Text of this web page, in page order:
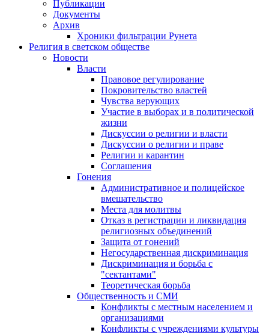
Публикации
Документы
Архив
Хроники фильтрации Рунета
Религия в светском обществе
Новости
Власти
Правовое регулирование
Покровительство властей
Чувства верующих
Участие в выборах и в политической
жизни
Дискуссии о религии и власти
Дискуссии о религии и праве
Религии и карантин
Соглашения
Гонения
Административное и полицейское
вмешательство
Места для молитвы
Отказ в регистрации и ликвидация
религиозных объединений
Защита от гонений
Негосударственная дискриминация
Дискриминация и борьба с
"сектантами"
Теоретическая борьба
Общественность и СМИ
Конфликты с местным населением и
организациями
Конфликты с учреждениями культуры